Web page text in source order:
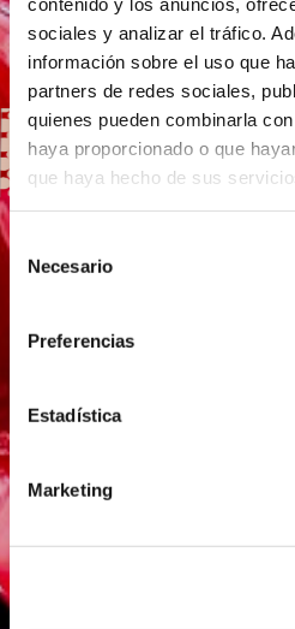
nuestros partners de redes
web, quienes pueden
les haya proporcionado o que
uso que haya hecho de sus
Selección
de
consentimiento
Necesario
Preferencias
Estadística
Marketing
Permitir todas